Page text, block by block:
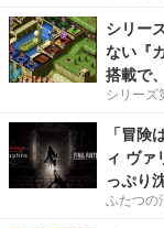
シリー
ない『
搭載で
シリーズ
「冒険
ィ ヴァ
っぷり
ふたつの